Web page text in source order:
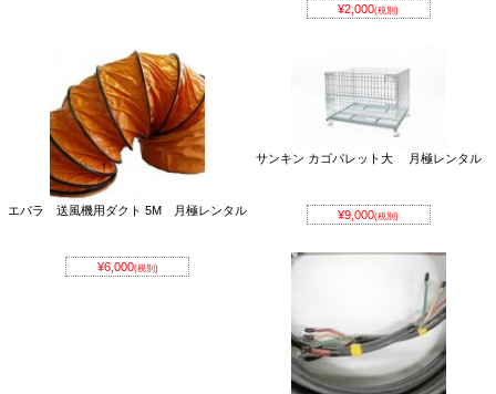
¥2,000(税別)
エバラ 送風機用ダクト 5M 月極レンタル
¥6,000(税別)
サンキン カゴパレット大 月極レンタル
¥9,000(税別)